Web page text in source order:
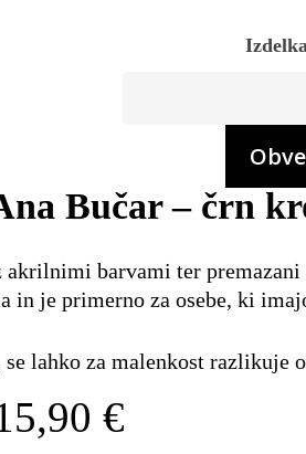
Bučar – črn
barvami ter
in je primerno za osebe, ki
lahko za malenkost razlikuje
€